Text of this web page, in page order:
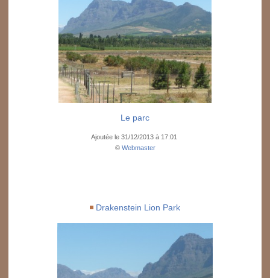
Le parc
Ajoutée le 31/12/2013 à 17:01
© Webmaster
Drakenstein Lion Park